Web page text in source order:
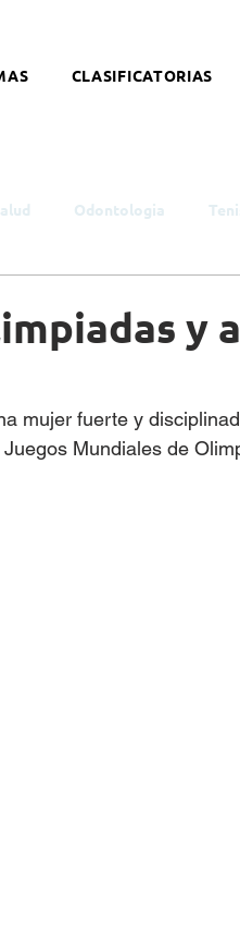
CLASIFICATORIAS
Odontologia
y
mujer fuerte y
Mundiales de